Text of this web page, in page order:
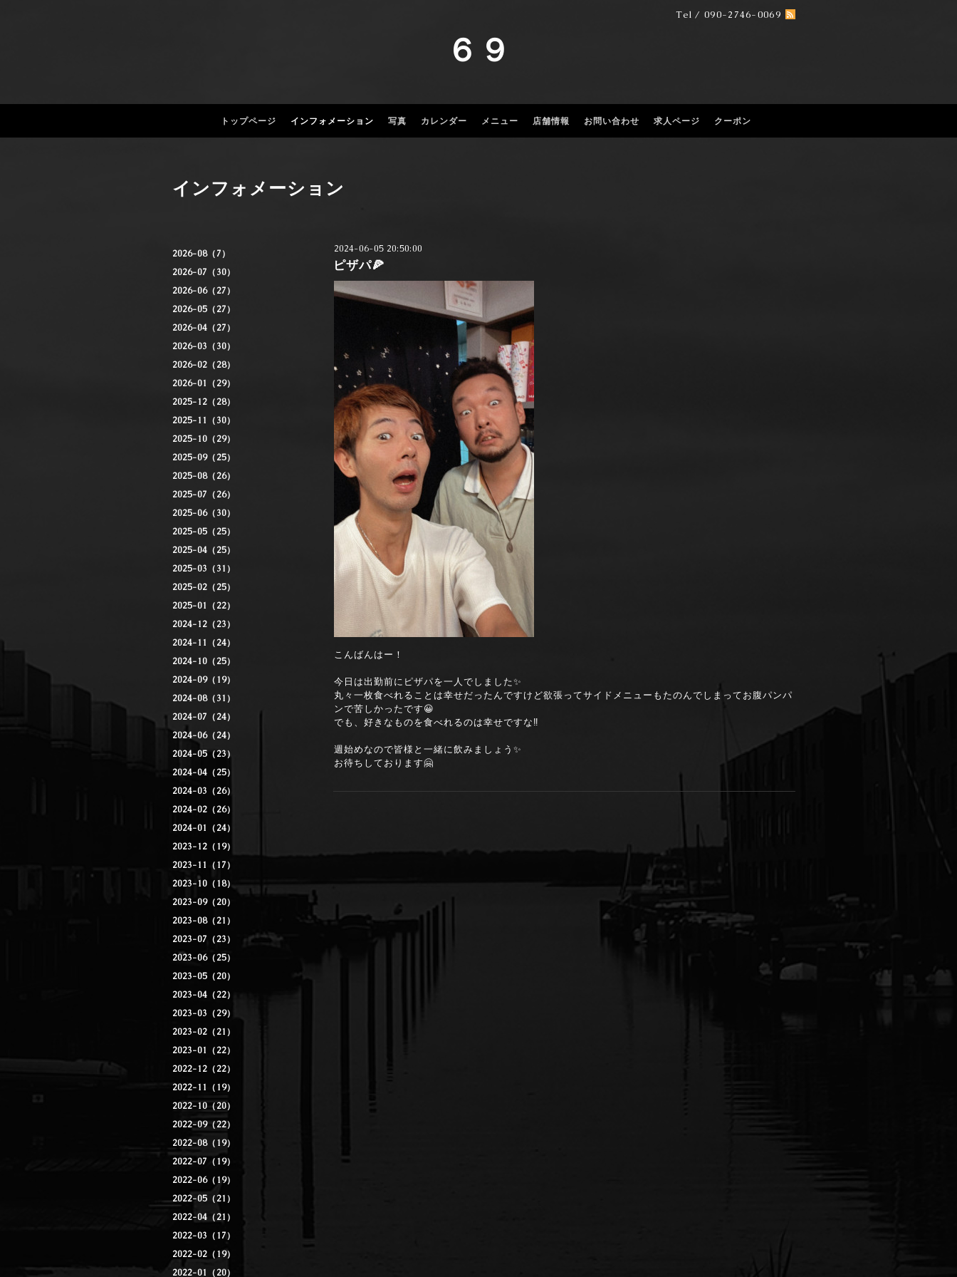
Tel / 090-2746-0069
６９
トップページ インフォメーション 写真 カレンダー メニュー 店舗情報 お問い合わせ 求人ページ クーポン
2026-08（7）
2026-07（30）
2026-06（27）
2026-05（27）
2026-04（27）
2026-03（30）
2026-02（28）
2026-01（29）
2025-12（28）
2025-11（30）
2025-10（29）
2025-09（25）
2025-08（26）
2025-07（26）
2025-06（30）
2025-05（25）
2025-04（25）
2025-03（31）
2025-02（25）
2025-01（22）
2024-12（23）
2024-11（24）
2024-10（25）
2024-09（19）
2024-08（31）
2024-07（24）
2024-06（24）
2024-05（23）
2024-04（25）
2024-03（26）
2024-02（26）
2024-01（24）
2023-12（19）
2023-11（17）
2023-10（18）
2023-09（20）
2023-08（21）
2023-07（23）
2023-06（25）
2023-05（20）
2023-04（22）
2023-03（29）
2023-02（21）
2023-01（22）
2022-12（22）
2022-11（19）
2022-10（20）
2022-09（22）
2022-08（19）
2022-07（19）
2022-06（19）
2022-05（21）
2022-04（21）
2022-03（17）
2022-02（19）
2022-01（20）
インフォメーション
2024-06-05 20:50:00
ピザパ🍕
こんばんはー！
今日は出勤前にピザパを一人でしました✨
丸々一枚食べれることは幸せだったんですけど欲張ってサイドメニューもたのんでしまってお腹パンパ
ンで苦しかったです😀
でも、好きなものを食べれるのは幸せですな‼️
週始めなので皆様と一緒に飲みましょう✨
お待ちしております🤗